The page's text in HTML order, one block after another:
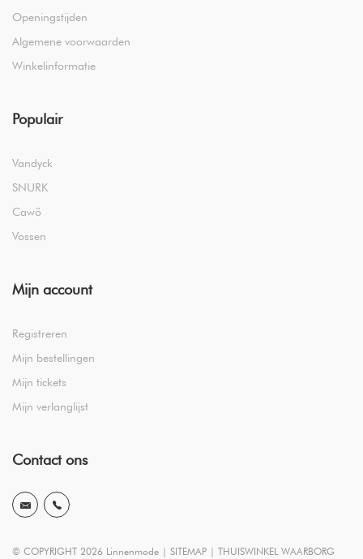
Openingstijden
Algemene voorwaarden
Winkelinformatie
Populair
Vandyck
SNURK
Cawö
Vossen
Mijn account
Registreren
Mijn bestellingen
Mijn tickets
Mijn verlanglijst
Contact ons
© COPYRIGHT 2026 Linnenmode | SITEMAP | THUISWINKEL WAARBORG